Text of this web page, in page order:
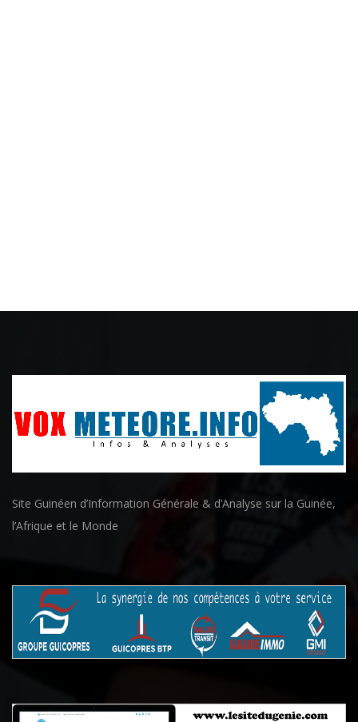
Site Guinéen d’Information Générale & d’Analyse sur la Guinée,
l’Afrique et le Monde